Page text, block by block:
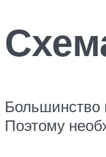
Большинство
Поэтому